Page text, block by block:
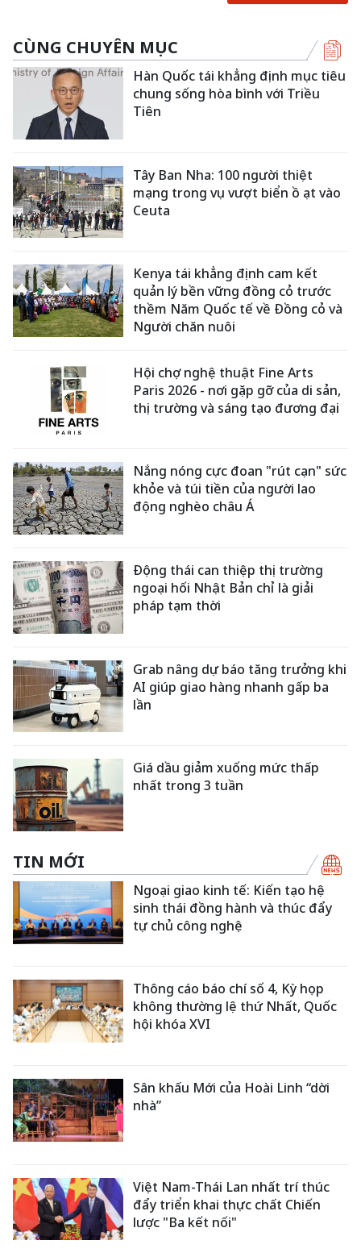
CÙNG CHUYÊN MỤC
Hàn Quốc tái khẳng định mục tiêu
chung sống hòa bình với Triều
Tiên
Tây Ban Nha: 100 người thiệt
mạng trong vụ vượt biển ồ ạt vào
Ceuta
Kenya tái khẳng định cam kết
quản lý bền vững đồng cỏ trước
thềm Năm Quốc tế về Đồng cỏ và
Người chăn nuôi
Hội chợ nghệ thuật Fine Arts
Paris 2026 - nơi gặp gỡ của di sản,
thị trường và sáng tạo đương đại
Nắng nóng cực đoan "rút cạn" sức
khỏe và túi tiền của người lao
động nghèo châu Á
Động thái can thiệp thị trường
ngoại hối Nhật Bản chỉ là giải
pháp tạm thời
Grab nâng dự báo tăng trưởng khi
AI giúp giao hàng nhanh gấp ba
lần
Giá dầu giảm xuống mức thấp
nhất trong 3 tuần
TIN MỚI
Ngoại giao kinh tế: Kiến tạo hệ
sinh thái đồng hành và thúc đẩy
tự chủ công nghệ
Thông cáo báo chí số 4, Kỳ họp
không thường lệ thứ Nhất, Quốc
hội khóa XVI
Sân khấu Mới của Hoài Linh “dời
nhà”
Việt Nam-Thái Lan nhất trí thúc
đẩy triển khai thực chất Chiến
lược "Ba kết nối"